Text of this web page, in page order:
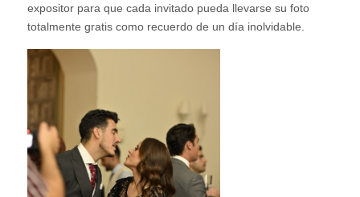
expositor para que cada invitado pueda llevarse su foto
totalmente gratis como recuerdo de un día inolvidable.